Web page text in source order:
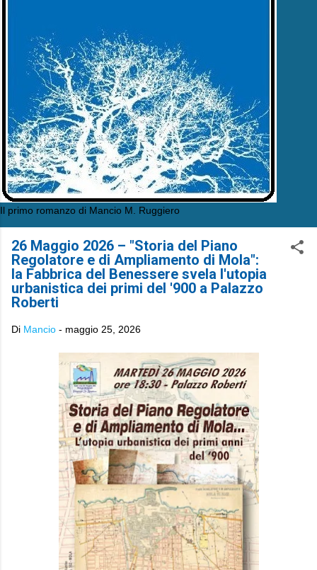
Il primo romanzo di Mancio M. Ruggiero
26 Maggio 2026 – "Storia del Piano
Regolatore e di Ampliamento di Mola":
la Fabbrica del Benessere svela l'utopia
urbanistica dei primi del '900 a Palazzo
Roberti
Di Mancio - maggio 25, 2026